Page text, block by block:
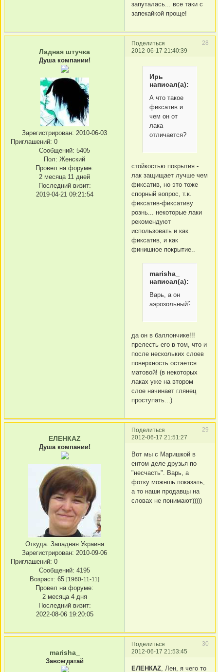
запуталась... все таки с
запекайкой проще!
Поделиться
28
2012-06-17 21:40:39
Ладная штучка
Душа компании!
Зарегистрирован: 2010-06-03
Приглашений: 0
Сообщений: 5405
Пол: Женский
Провел на форуме:
2 месяца 11 дней
Последний визит:
2019-04-21 09:21:54
Ирь
написал(а):
А что такое
фиксатив и
чем он от
лака
отличается?
стойкостью покрытия -
лак защищает лучше чем
фиксатив, но это тоже
спорный вопрос, т.к.
фиксатив-фиксативу
рознь... некоторые лаки
рекомендуют
использовать и как
фиксатив, и как
финишное покрытие..
marisha_
написал(а):
Варь, а он
аэрозольный?
да он в баллончике!!!
прелесть его в том, что и
после нескольких слоев
поверхность остается
матовой! (в некоторых
лаках уже на втором
слое начинает глянец
проступать...)
Поделиться
29
2012-06-17 21:51:27
ЕЛЕНКАZ
Душа компании!
Откуда: Западная Украина
Зарегистрирован: 2010-09-06
Приглашений: 0
Сообщений: 4195
Возраст: 65 [1960-11-11]
Провел на форуме:
2 месяца 4 дня
Последний визит:
2022-08-06 19:20:05
Вот мы с Маришкой в
ентом деле друзья по
"несчасть". Варь, а
фотку можншь показать,
а то наши продавцы на
словах не понимают)))))
Поделиться
30
2012-06-17 21:53:45
marisha_
Завсегдатай
ЕЛЕНКАZ, Лен, я чего то